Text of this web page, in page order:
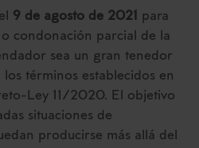
9 de agosto de 2021 para
condonación parcial de la
sea un gran tenedor
términos establecidos en
Ley 11/2020. El objetivo
situaciones de
producirse más allá del